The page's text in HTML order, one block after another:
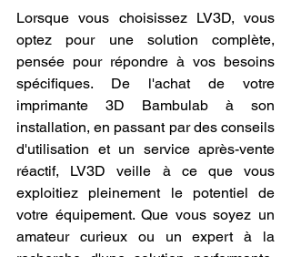
Lorsque vous choisissez LV3D, vous
optez pour une solution complète,
pensée pour répondre à vos besoins
spécifiques. De l'achat de votre
imprimante 3D Bambulab à son
installation, en passant par des conseils
d'utilisation et un service après-vente
réactif, LV3D veille à ce que vous
exploitiez pleinement le potentiel de
votre équipement. Que vous soyez un
amateur curieux ou un expert à la